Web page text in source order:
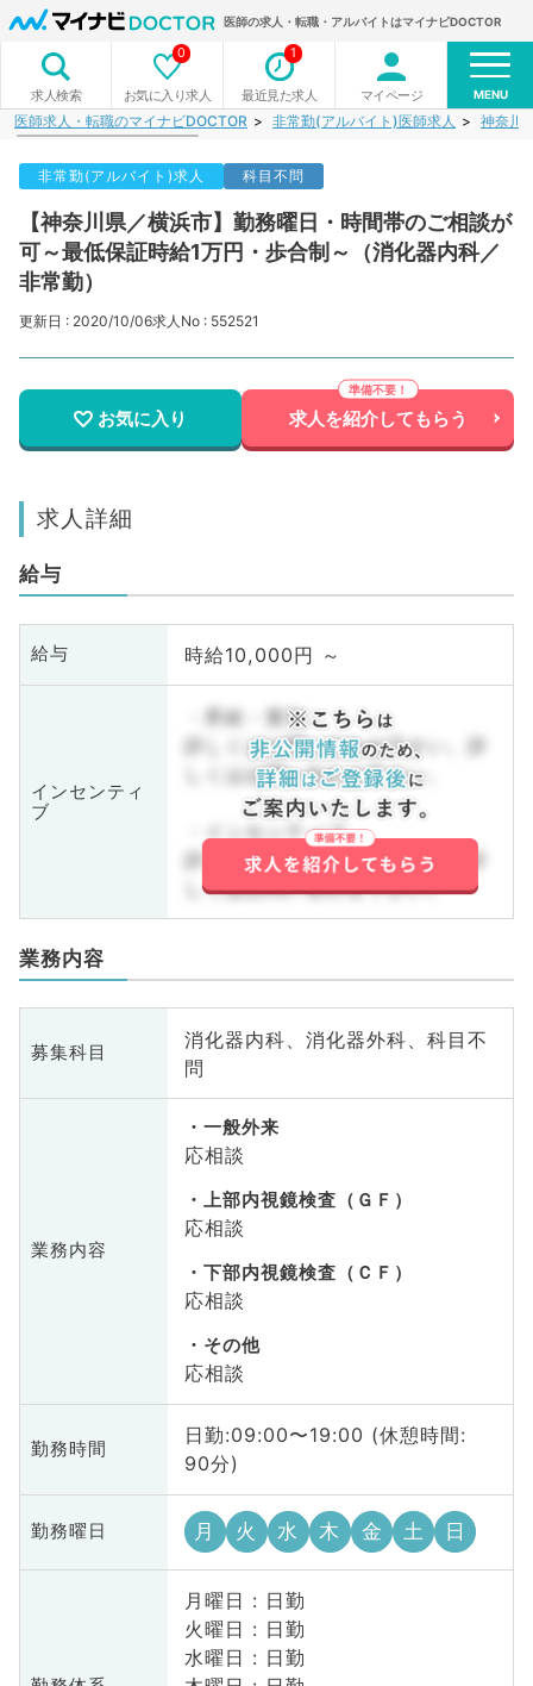
医師の求人・転職・アルバイトはマイナビDOCTOR
求人検索 お気に入り求人
0
最近見た求人
1
マイページ MENU
医師求人・転職のマイナビDOCTOR 非常勤(アルバイト)医師求人 神奈川
非常勤(アルバイト)求人 科目不問
【神奈川県／横浜市】勤務曜日・時間帯のご相談が
可～最低保証時給1万円・歩合制～（消化器内科／
非常勤）
更新日 : 2020/10/06求人No : 552521
お気に入り 求人を紹介してもらう
求人詳細
給与
給与 時給10,000円 ～
インセンティ
ブ
・昇給・賞与
詳しくはお問い合わせ下さい。詳
しくはお問い合わせ下さい。
・インセンティブ
詳しくはお問い合わせ下さい。詳
しくはお問い合わせ下さい。
業務内容
募集科目
消化器内科、消化器外科、科目不
問
業務内容
一般外来
応相談
上部内視鏡検査（ＧＦ）
応相談
下部内視鏡検査（ＣＦ）
応相談
その他
応相談
勤務時間
日勤:09:00〜19:00 (休憩時間:
90分)
勤務曜日 月 火 水 木 金 土 日
月曜日 : 日勤
火曜日 : 日勤
水曜日 : 日勤